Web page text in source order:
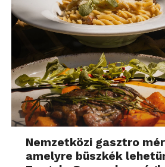
Nemzetközi gasztro
amelyre büszkék